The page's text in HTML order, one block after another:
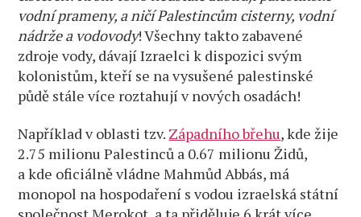
vodní prameny, a ničí Palestincům cisterny, vodní
nádrže a vodovody! Všechny takto zabavené
zdroje vody, dávají Izraelci k dispozici svým
kolonistům, kteří se na vysušené palestinské
půdě stále více roztahují v nových osadách!
Například v oblasti tzv. Západního břehu, kde žije
2.75 milionu Palestinců a 0.67 milionu Židů,
a kde oficiálně vládne Mahmůd Abbás, má
monopol na hospodaření s vodou izraelská státní